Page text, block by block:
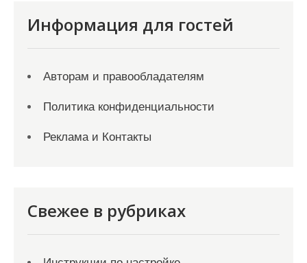
Информация для гостей
Авторам и правообладателям
Политика конфиденциальности
Реклама и Контакты
Свежее в рубриках